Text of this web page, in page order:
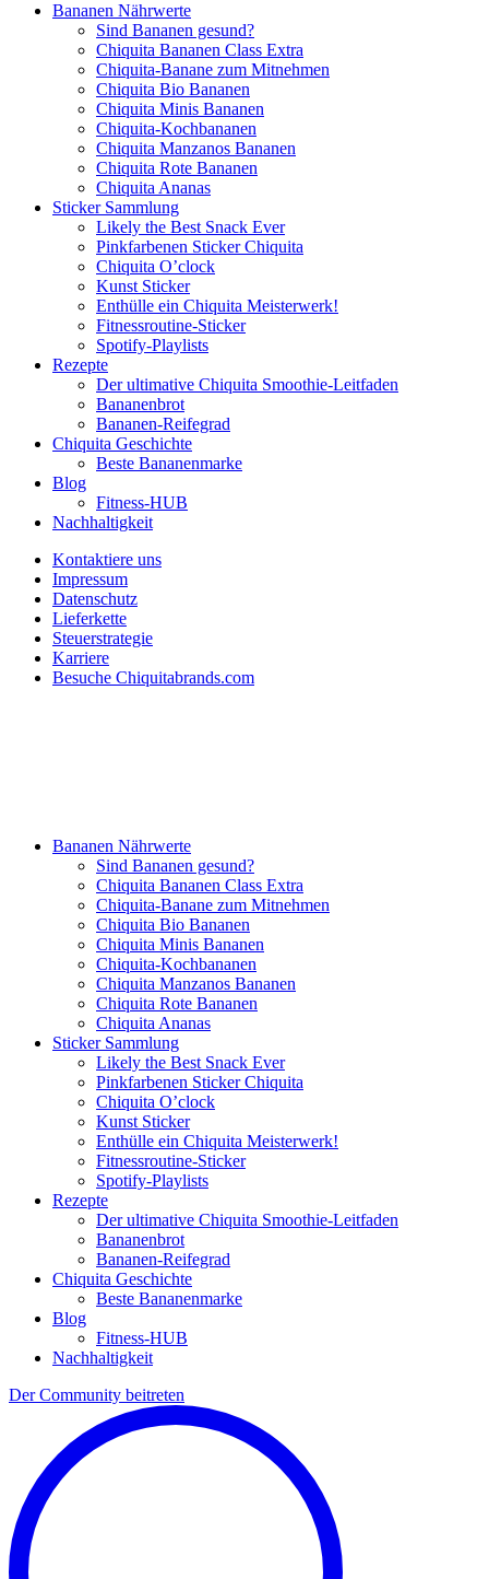
Bananen Nährwerte
Sind Bananen gesund?
Chiquita Bananen Class Extra
Chiquita-Banane zum Mitnehmen
Chiquita Bio Bananen
Chiquita Minis Bananen
Chiquita-Kochbananen
Chiquita Manzanos Bananen
Chiquita Rote Bananen
Chiquita Ananas
Sticker Sammlung
Likely the Best Snack Ever
Pinkfarbenen Sticker Chiquita
Chiquita O’clock
Kunst Sticker
Enthülle ein Chiquita Meisterwerk!
Fitnessroutine-Sticker
Spotify-Playlists
Rezepte
Der ultimative Chiquita Smoothie-Leitfaden
Bananenbrot
Bananen-Reifegrad
Chiquita Geschichte
Beste Bananenmarke
Blog
Fitness-HUB
Nachhaltigkeit
Kontaktiere uns
Impressum
Datenschutz
Lieferkette
Steuerstrategie
Karriere
Besuche Chiquitabrands.com
Bananen Nährwerte
Sind Bananen gesund?
Chiquita Bananen Class Extra
Chiquita-Banane zum Mitnehmen
Chiquita Bio Bananen
Chiquita Minis Bananen
Chiquita-Kochbananen
Chiquita Manzanos Bananen
Chiquita Rote Bananen
Chiquita Ananas
Sticker Sammlung
Likely the Best Snack Ever
Pinkfarbenen Sticker Chiquita
Chiquita O’clock
Kunst Sticker
Enthülle ein Chiquita Meisterwerk!
Fitnessroutine-Sticker
Spotify-Playlists
Rezepte
Der ultimative Chiquita Smoothie-Leitfaden
Bananenbrot
Bananen-Reifegrad
Chiquita Geschichte
Beste Bananenmarke
Blog
Fitness-HUB
Nachhaltigkeit
Der Community beitreten